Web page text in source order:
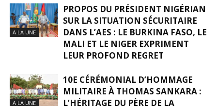
A LA UNE
PROPOS DU PRÉSIDENT NIGÉRIAN
SUR LA SITUATION SÉCURITAIRE
DANS L’AES : LE BURKINA FASO, LE
MALI ET LE NIGER EXPRIMENT
LEUR PROFOND REGRET
A LA UNE
10E CÉRÉMONIAL D’HOMMAGE
MILITAIRE À THOMAS SANKARA :
L’HÉRITAGE DU PÈRE DE LA